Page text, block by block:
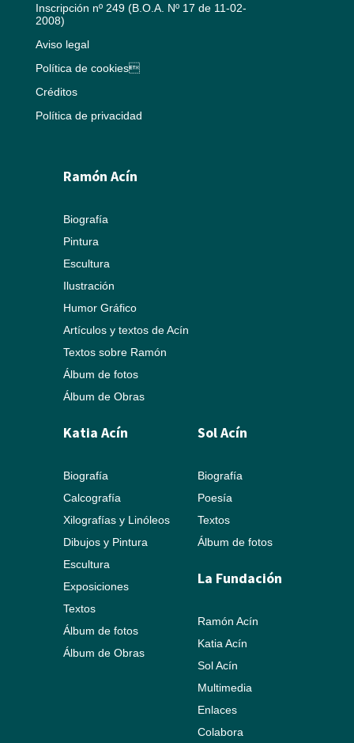
Inscripción nº 249 (B.O.A. Nº 17 de 11-02-
2008)
Aviso legal
Política de cookies
Créditos
Política de privacidad
Ramón Acín
Biografía
Pintura
Escultura
Ilustración
Humor Gráfico
Artículos y textos de Acín
Textos sobre Ramón
Álbum de fotos
Álbum de Obras
Katia Acín
Biografía
Calcografía
Xilografías y Linóleos
Dibujos y Pintura
Escultura
Exposiciones
Textos
Álbum de fotos
Álbum de Obras
Sol Acín
Biografía
Poesía
Textos
Álbum de fotos
La Fundación
Ramón Acín
Katia Acín
Sol Acín
Multimedia
Enlaces
Colabora